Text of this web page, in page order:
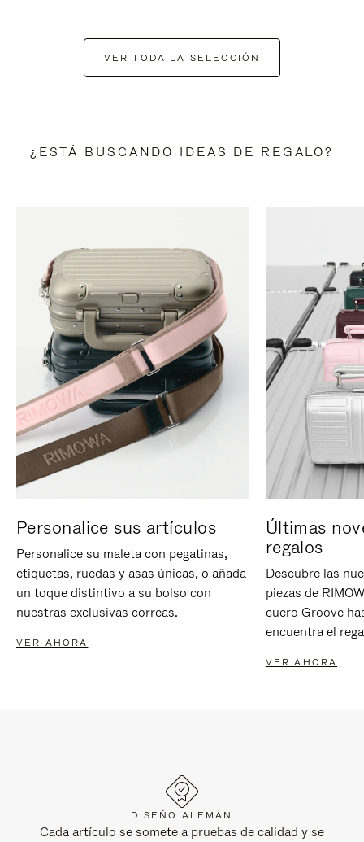
VER TODA LA SELECCIÓN
¿ESTÁ BUSCANDO IDEAS DE REGALO?
Personalice sus artículos
Personalice su maleta con pegatinas,
etiquetas, ruedas y asas únicas, o añada
un toque distintivo a su bolso con
nuestras exclusivas correas.
VER AHORA
Últimas
regalos
Descubre las
piezas de
cuero Groove
encuentra el
VER AHORA
DISEÑO ALEMÁN
Cada artículo se somete a pruebas de calidad y se